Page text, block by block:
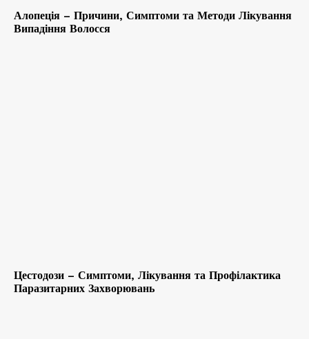
Алопеція – Причини, Симптоми та Методи Лікування
Випадіння Волосся
Цестодози – Симптоми, Лікування та Профілактика
Паразитарних Захворювань